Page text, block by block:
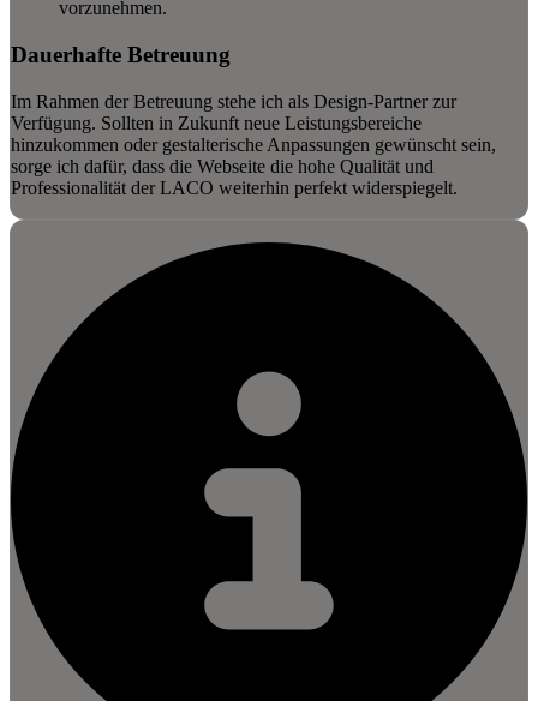
vorzunehmen.
Dauerhafte Betreuung
Im Rahmen der Betreuung stehe ich als Design-Partner zur
Verfügung. Sollten in Zukunft neue Leistungsbereiche
hinzukommen oder gestalterische Anpassungen gewünscht sein,
sorge ich dafür, dass die Webseite die hohe Qualität und
Professionalität der LACO weiterhin perfekt widerspiegelt.